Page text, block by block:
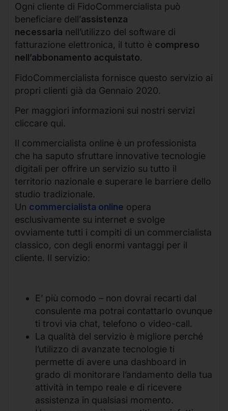
Ogni cliente di FidoCommercialista può
beneficiare dell’assistenza
necessaria nell’utilizzo del software di
fatturazione elettronica, il tutto è compreso
nell’abbonamento acquistato.
FidoCommercialista fornisce questo servizio ai
propri clienti già da Gennaio 2020.
Per maggiori informazioni sui nostri servizi
cliccare qui.
Il commercialista online è un professionista
che ha saputo sfruttare innovative tecnologie
digitali per offrire un servizio su tutto il
territorio nazionale e superare le barriere dello
studio tradizionale.
Un commercialista online opera
esclusivamente su internet e svolge
ovviamente tutti i compiti di un commercialista
classico, con degli enormi vantaggi per il
cliente. Il servizio:
E’ più comodo – non dovrai recarti dal
consulente ma potrai contattarlo ovunque
ti trovi via chat, telefono o video-call.
La qualità del servizio è migliore perché
l’utilizzo di avanzate tecnologie ti
permette di avere una dashboard in
grado di monitorare l’andamento della tua
attività in tempo reale e di ricevere
assistenza in qualsiasi momento.